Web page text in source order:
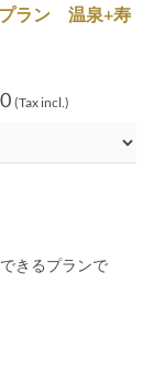
プラン 温泉+寿
(Tax incl.)
きるプランで